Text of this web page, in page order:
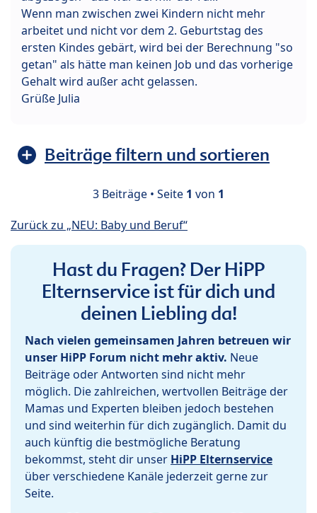
Wenn man zwischen zwei Kindern nicht mehr
arbeitet und nicht vor dem 2. Geburtstag des
ersten Kindes gebärt, wird bei der Berechnung "so
getan" als hätte man keinen Job und das vorherige
Gehalt wird außer acht gelassen.
Grüße Julia
Beiträge filtern und sortieren
3 Beiträge • Seite 1 von 1
Zurück zu „NEU: Baby und Beruf“
Hast du Fragen? Der HiPP
Elternservice ist für dich und
deinen Liebling da!
Nach vielen gemeinsamen Jahren betreuen wir
unser HiPP Forum nicht mehr aktiv. Neue
Beiträge oder Antworten sind nicht mehr
möglich. Die zahlreichen, wertvollen Beiträge der
Mamas und Experten bleiben jedoch bestehen
und sind weiterhin für dich zugänglich. Damit du
auch künftig die bestmögliche Beratung
bekommst, steht dir unser HiPP Elternservice
über verschiedene Kanäle jederzeit gerne zur
Seite.